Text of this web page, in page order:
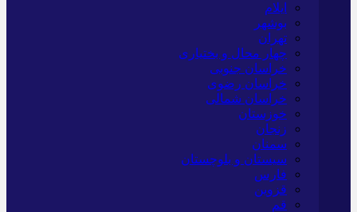
ایلام
بوشهر
تهران
چهار محال و بختیاری
خراسان جنوبی
خراسان رضوی
خراسان شمالی
خوزستان
زنجان
سمنان
سیستان و بلوچستان
فارس
قزوین
قم